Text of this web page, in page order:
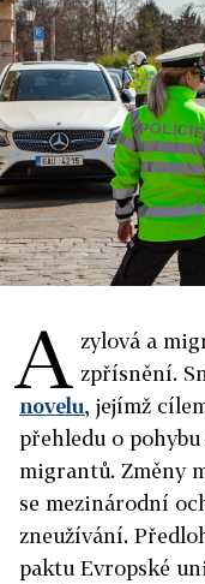
A zylová a
zpřísnění.
novelu, jejímž
přehledu o
migrantů. Změny
se mezinárodní
zneužívání.
paktu Evropské